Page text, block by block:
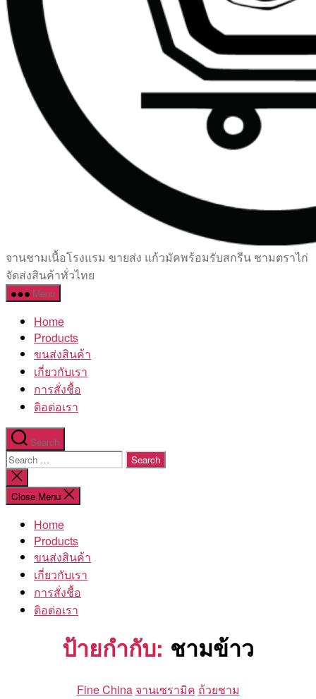
เซรามิค
ครบ
ครัน
โรงงาน
จานชามเนื้อโรงแรม ขายส่ง แก้วมัคพร้อมรับสกรีน ชามตราไก่
จัดส่งสินค้าทั่วไทย
Menu
Home
Products
ขนส่งสินค้า
เกี่ยวกับเรา
การสั่งชื้อ
ติอต่อเรา
Search
Search
for:
Close
search
Close Menu
Home
Products
ขนส่งสินค้า
เกี่ยวกับเรา
การสั่งชื้อ
ติอต่อเรา
ป้ายกำกับ: ชามข้าว
Categories
Fine China จานเซรามิค ถ้วยชาม